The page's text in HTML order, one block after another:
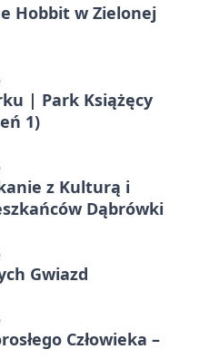
Hobbit w Zielonej
| Park Książęcy
1)
z Kulturą i
Dąbrówki
Gwiazd
Człowieka –